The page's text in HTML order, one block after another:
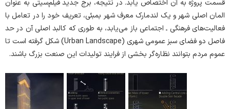
قسمت پروژه به آن اختصاص یابد. در نتیجه، برج جدید فیلم‌سیتی به عنوان
المان اصلی شهر و یک لندمارک معرف شهر بمبئی، تعریف خود را در تعامل با
فعالیت‌های فرهنگی ـ اجتماعی باز می‌یابد، به طوری که کالبد اصلی آن در حد
فاصل دو فضای سبز عمومی شهری (Urban Landscape) شکل گرفته است تا
عموم مردم بتوانند نظاره‌گر بخشی از فرایند تولیدات این صنعت بزرگ باشند.